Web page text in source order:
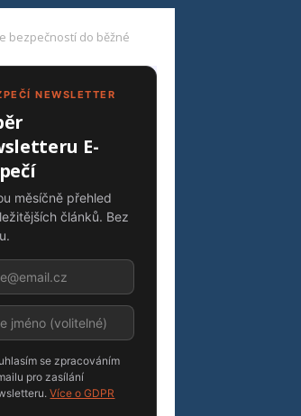
bezpečností do běžné
NEWSLETTER
E-
měsíčně přehled
článků. Bez
se zpracováním
pro zasílání
Více o GDPR